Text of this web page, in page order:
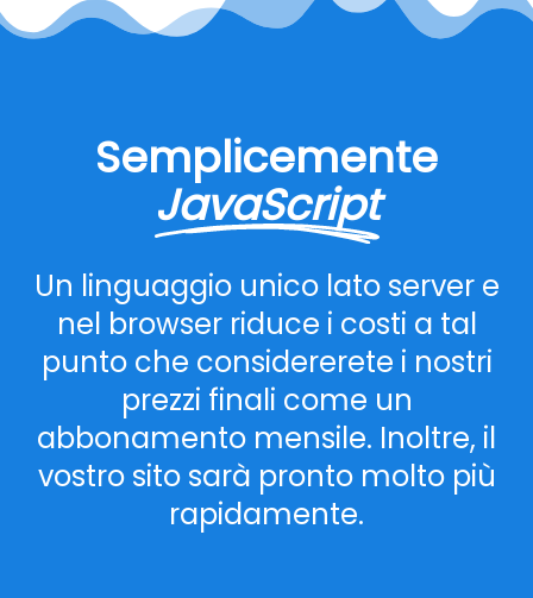
Semplicemente
JavaScript
Un linguaggio unico lato server e
nel browser riduce i costi a tal
punto che considererete i nostri
prezzi finali come un
abbonamento mensile. Inoltre, il
vostro sito sarà pronto molto più
rapidamente.